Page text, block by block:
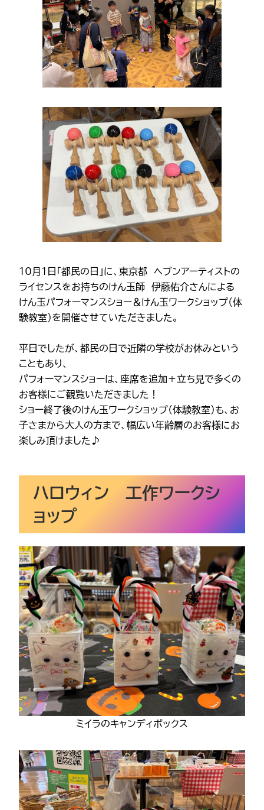
10月1日「都民の日」に、東京都 ヘブンアーティストの
ライセンスをお持ちのけん玉師 伊藤佑介さんによる
けん玉パフォーマンスショー＆けん玉ワークショップ（体
験教室）を開催させていただきました。
平日でしたが、都民の日で近隣の学校がお休みという
こともあり、
パフォーマンスショーは、座席を追加＋立ち見で多くの
お客様にご観覧いただきました！
ショー終了後のけん玉ワークショップ（体験教室）も、お
子さまから大人の方まで、幅広い年齢層のお客様にお
楽しみ頂けました♪
ハロウィン 工作ワークシ
ョップ
ミイラのキャンディボックス